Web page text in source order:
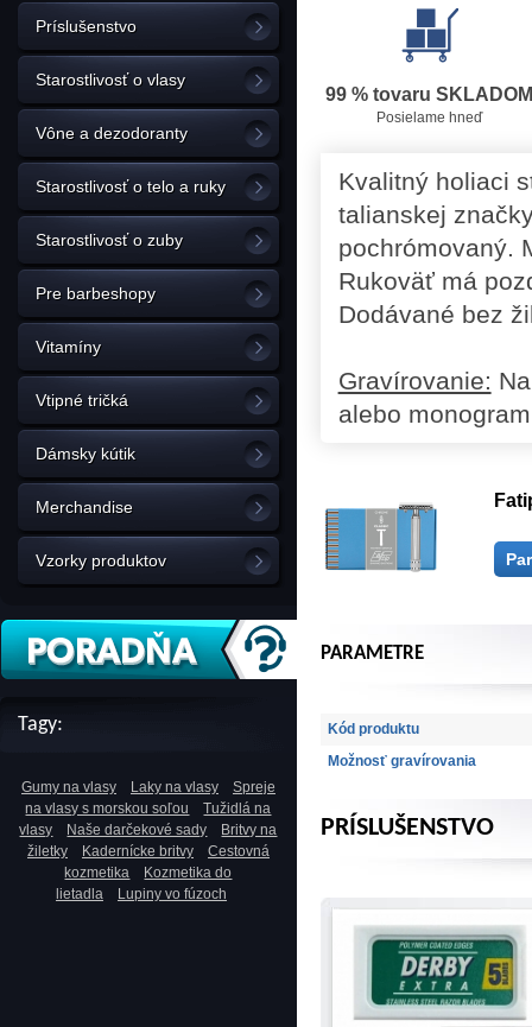
Príslušenstvo
Starostlivosť o vlasy
Vône a dezodoranty
Starostlivosť o telo a ruky
Starostlivosť o zuby
Pre barbeshopy
Vitamíny
Vtipné tričká
Dámsky kútik
Merchandise
Vzorky produktov
Tagy:
Gumy na vlasy Laky na vlasy
Spreje
na vlasy s morskou soľou
Tužidlá na
vlasy
Naše darčekové sady
Britvy na
žiletky
Kadernícke britvy
Cestovná
kozmetika
Kozmetika do
lietadla
Lupiny vo fúzoch
99 % tovaru SKLADOM
Posielame hneď
Kvalitný holiaci
talianskej
pochrómovaný.
Rukoväť má
Dodávané bez
Gravírovanie:
alebo
PARAMETRE
Kód produktu
Možnosť gravírovania
PRÍSLUŠENSTVO